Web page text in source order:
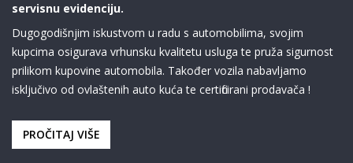
servisnu evidenciju.
Dugogodišnjim iskustvom u radu s automobilima, svojim
kupcima osigurava vrhunsku kvalitetu usluga te pruža sigurnost
prilikom kupovine automobila. Također vozila nabavljamo
isključivo od ovlaštenih auto kuća te certificirani prodavača !
PROČITAJ VIŠE